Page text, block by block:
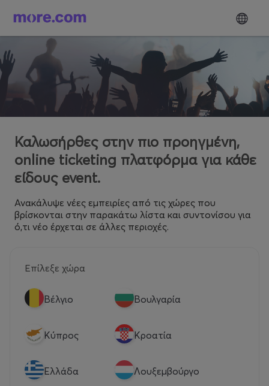
Καλωσήρθες στην πιο προηγμένη,
online ticketing πλατφόρμα για κάθε
είδους event.
Ανακάλυψε νέες εμπειρίες από τις χώρες που
βρίσκονται στην παρακάτω λίστα και συντονίσου για
ό,τι νέο έρχεται σε άλλες περιοχές.
Επίλεξε χώρα
Βέλγιο Βουλγαρία
Κύπρος Κροατία
Eλλάδα Λουξεμβούργο